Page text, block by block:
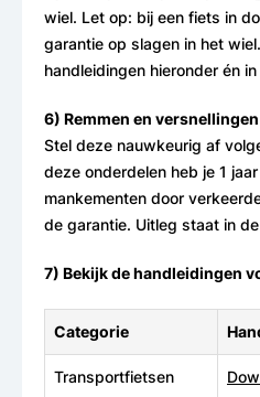
wiel. Let op: bij een fiets in
garantie op slagen in het
handleidingen hieronder én in
6) Remmen en
Stel deze nauwkeurig af
deze onderdelen heb je 1
mankementen door
de garantie. Uitleg staat in
7) Bekijk de handleidingen
Categorie
Transportfietsen